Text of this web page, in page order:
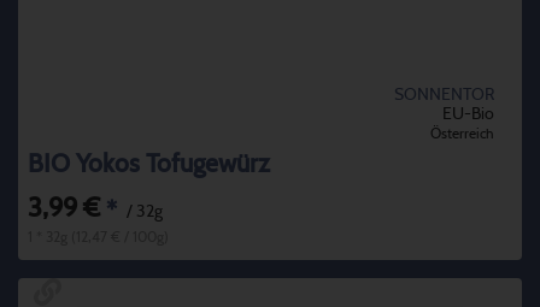
SONNENTOR
EU-Bio
Österreich
BIO Yokos Tofugewürz
3,99 € * / 32g